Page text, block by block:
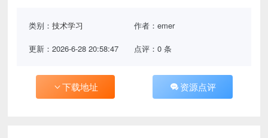
类别：技术学习 作者：emer
更新：2026-6-28 20:58:47 点评：0 条
下载地址 资源点评